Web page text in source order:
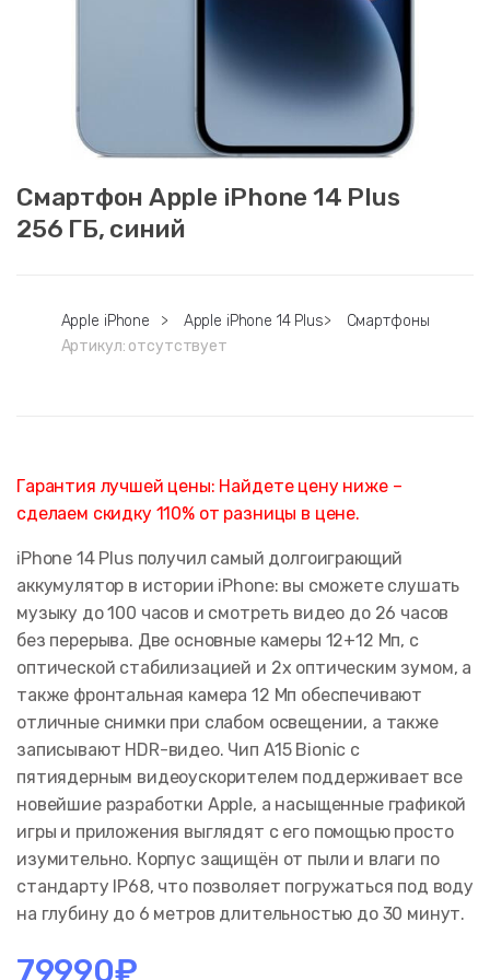
Смартфон Apple iPhone 14 Plus
256 ГБ, синий
Apple iPhone > Apple iPhone 14 Plus>
Смартфоны
Артикул: отсутствует
Гарантия лучшей цены: Найдете цену ниже –
сделаем скидку 110% от разницы в цене.
iPhone 14 Plus получил самый долгоиграющий
аккумулятор в истории iPhone: вы сможете слушать
музыку до 100 часов и смотреть видео до 26 часов
без перерыва. Две основные камеры 12+12 Мп, с
оптической стабилизацией и 2x оптическим зумом, а
также фронтальная камера 12 Мп обеспечивают
отличные снимки при слабом освещении, а также
записывают HDR-видео. Чип A15 Bionic с
пятиядерным видеоускорителем поддерживает все
новейшие разработки Apple, а насыщенные графикой
игры и приложения выглядят с его помощью просто
изумительно. Корпус защищён от пыли и влаги по
стандарту IP68, что позволяет погружаться под воду
на глубину до 6 метров длительностью до 30 минут.
79990₽